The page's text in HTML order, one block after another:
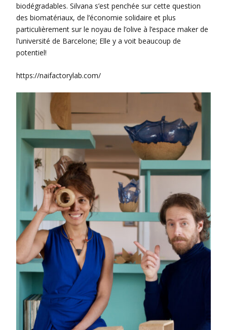
biodégradables. Silvana s’est penchée sur cette question
des biomatériaux, de l’économie solidaire et plus
particulièrement sur le noyau de l’olive à l’espace maker de
l’université de Barcelone; Elle y a voit beaucoup de
potentiel!
https://naifactorylab.com/